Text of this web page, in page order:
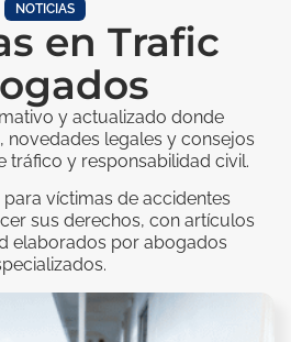
NOTICIAS
en Trafic
y actualizado donde
novedades legales y consejos
tráfico y responsabilidad civil.
víctimas de accidentes
sus derechos, con artículos
elaborados por abogados